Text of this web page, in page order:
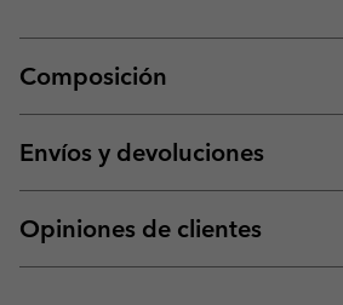
Composición
Envíos y devoluciones
Opiniones de clientes